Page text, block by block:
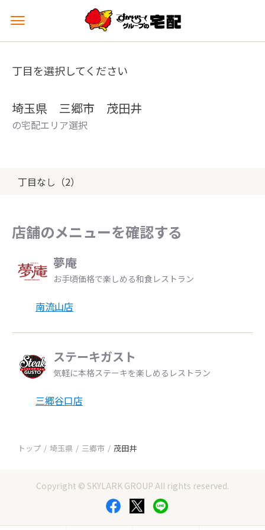
メ
ュ
を
丁目を選択してください
埼玉県 三郷市 茂田井
の宅配エリア選択
丁目なし（2）
店舗のメニューを確認する
夢庵
お手頃価格で楽しめる和食レストラン
南流山店
ステーキガスト
気軽に本格ステーキを楽しめるレストラン
三郷谷口店
トップ 埼玉県 三郷市 茂田井
Copyright © SKYLARK GROUP All rights reserved.